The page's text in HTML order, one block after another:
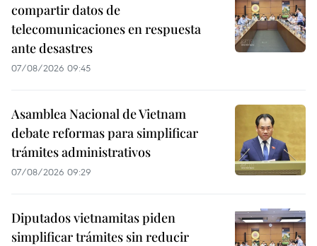
compartir datos de
telecomunicaciones en respuesta
ante desastres
07/08/2026 09:45
Asamblea Nacional de Vietnam
debate reformas para simplificar
trámites administrativos
07/08/2026 09:29
Diputados vietnamitas piden
simplificar trámites sin reducir